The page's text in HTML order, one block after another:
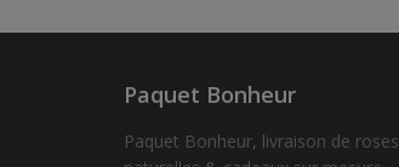
Paquet Bonheur
Paquet Bonheur, livraison de roses